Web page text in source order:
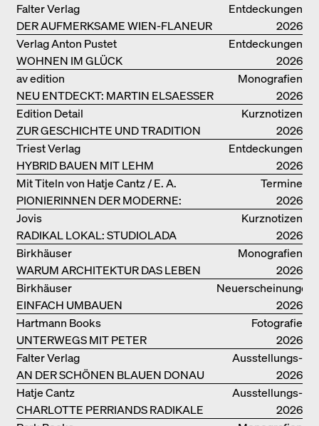
Entdeckungen
DER AUFMERKSAME WIEN-FLANEUR
Falter Verlag
2026
Entdeckungen
WOHNEN IM GLÜCK
Verlag Anton Pustet
2026
Monografien
NEU ENTDECKT: MARTIN ELSAESSER
av edition
2026
Kurznotizen
ZUR GESCHICHTE UND TRADITION
VON LEHMBAUTEN
Edition Detail
2026
Entdeckungen
HYBRID BAUEN MIT LEHM
Triest Verlag
2026
Termine
PIONIERINNEN DER MODERNE:
DANKE FÜR DAS INTERESSE AN
UNSERER DRITTEN BÜCHERSOIRÉE!
Mit Titeln von Hatje Cantz / E. A.
Seemann / Promedia
2026
Kurznotizen
RADIKAL LOKAL: STUDIOLADA
Jovis
2026
Monografien
WARUM ARCHITEKTUR DAS LEBEN
VERBESSERN KANN: ANNA
HERINGER
Birkhäuser
2026
Neuerscheinungen
EINFACH UMBAUEN
Birkhäuser
2026
Fotografie
UNTERWEGS MIT PETER
BIALOBRZESKI
Hartmann Books
2026
Ausstellungs­
kataloge
AN DER SCHÖNEN BLAUEN DONAU
Falter Verlag
2026
Ausstellungs­
kataloge
CHARLOTTE PERRIANDS RADIKALE
Hatje Cantz
2026